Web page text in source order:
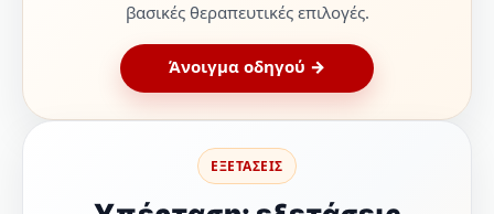
βασικές θεραπευτικές επιλογές.
Άνοιγμα οδηγού →
ΕΞΕΤΑΣΕΙΣ